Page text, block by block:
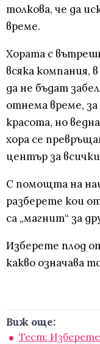
толкова, че да
време.
Хората с
всяка компания,
да не бъдат
отнема време,
красота, но
хора се
център за
С помощта на
разберете кои
са „магнит“ за
Изберете плод
какво означава
Виж още:
Тест: